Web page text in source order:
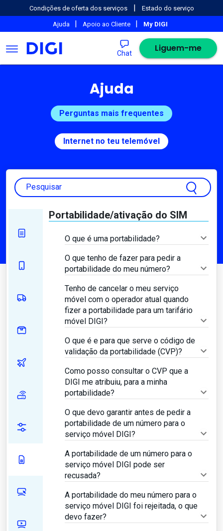
Condições de oferta dos serviços | Estado do serviço
Ajuda | Apoio ao Cliente | My DIGI
Chat Liguem-me
Ajuda
Perguntas mais frequentes
Internet no teu telemóvel
Pesquisar
Portabilidade/ativação do SIM
O que é uma portabilidade?
O que tenho de fazer para pedir a
portabilidade do meu número?
Tenho de cancelar o meu serviço
móvel com o operador atual quando
fizer a portabilidade para um tarifário
móvel DIGI?
O que é e para que serve o código de
validação da portabilidade (CVP)?
Como posso consultar o CVP que a
DIGI me atribuiu, para a minha
portabilidade?
O que devo garantir antes de pedir a
portabilidade de um número para o
serviço móvel DIGI?
A portabilidade de um número para o
serviço móvel DIGI pode ser
recusada?
A portabilidade do meu número para o
serviço móvel DIGI foi rejeitada, o que
devo fazer?